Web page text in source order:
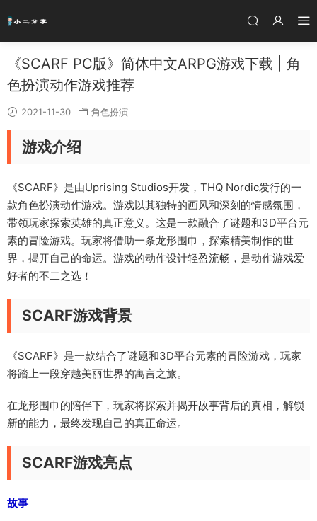
《SCARF PC版》简体中文ARPG游戏下载 | 角
色扮演动作游戏推荐
2021-11-30 角色扮演
游戏介绍
《SCARF》是由Uprising Studios开发，THQ Nordic发行的一
款角色扮演动作游戏。游戏以其独特的画风和深刻的情感氛围，
带领玩家探索英雄的真正意义。这是一款融合了谜题和3D平台元
素的冒险游戏。玩家将借助一条龙形围巾，探索精美制作的世
界，揭开自己的命运。游戏的动作设计轻盈流畅，是动作游戏爱
好者的不二之选！
SCARF游戏背景
《SCARF》是一款结合了谜题和3D平台元素的冒险游戏，玩家
将踏上一段穿越美丽世界的寓言之旅。
在龙形围巾的陪伴下，玩家将探索并揭开故事背后的真相，解锁
新的能力，最终发现自己的真正命运。
SCARF游戏亮点
故事